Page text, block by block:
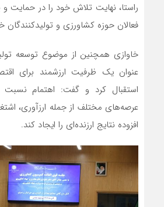
راستا، نهایت تلاش خود را در حمایت و
فعالان حوزه کشاورزی و
خاوازی همچنین از موضوع توسعه
عنوان یک ظرفیت ارزشمند برای
استقبال کرد و گفت: اهتمام نسبت
عرصه‌های مختلف از جمله ارزآوری،
افزوده نتایج ارزنده‌ای را ایجاد کند.